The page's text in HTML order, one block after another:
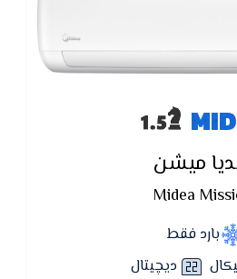
ميشن
Midea
بارد فقط
ديچيتال